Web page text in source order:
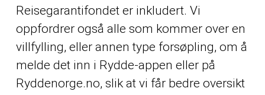
Reisegarantifondet er inkludert. Vi
oppfordrer også alle som kommer over en
villfylling, eller annen type forsøpling, om å
melde det inn i Rydde-appen eller på
Ryddenorge.no, slik at vi får bedre oversikt